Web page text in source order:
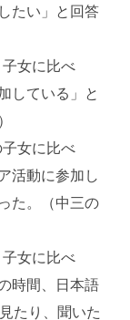
たい」と回答
女に比べ
している」と
女に比べ
活動に参加し
た。（中三の
女に比べ
時間、日本語
たり、聞いた